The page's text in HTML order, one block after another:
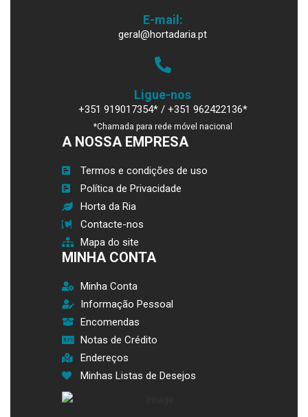
E-mail:
geral@hortadaria.pt
Ligue-nos
+351 919017354* / +351 962422136*
*Chamada para rede móvel nacional
A NOSSA EMPRESA
Termos e condições de uso
Política de Privacidade
Horta da Ria
Contacte-nos
Mapa do site
MINHA CONTA
Minha Conta
Informação Pessoal
Encomendas
Notas de Crédito
Endereços
Minhas Listas de Desejos